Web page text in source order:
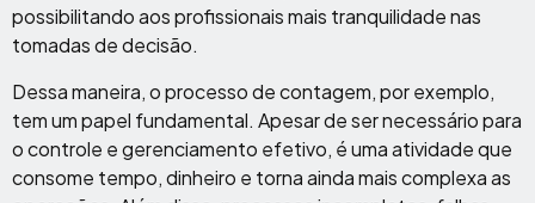
possibilitando aos profissionais mais tranquilidade nas
tomadas de decisão.
Dessa maneira, o processo de contagem, por exemplo,
tem um papel fundamental. Apesar de ser necessário para
o controle e gerenciamento efetivo, é uma atividade que
consome tempo, dinheiro e torna ainda mais complexa as